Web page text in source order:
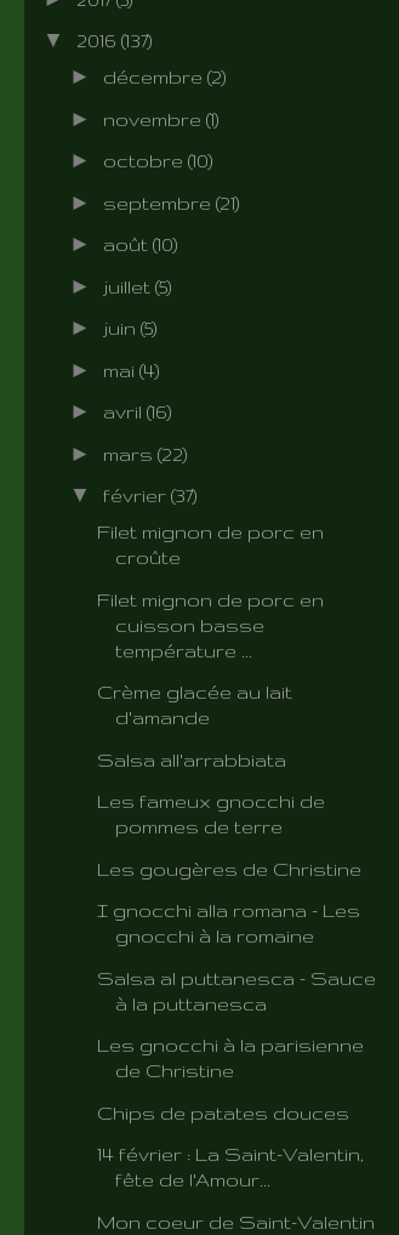
▼ 2016 (137)
► décembre (2)
► novembre (1)
► octobre (10)
► septembre (21)
► août (10)
► juillet (5)
► juin (5)
► mai (4)
► avril (16)
► mars (22)
▼ février (37)
Filet mignon de porc en
croûte
Filet mignon de porc en
cuisson basse
température ...
Crème glacée au lait
d'amande
Salsa all'arrabbiata
Les fameux gnocchi de
pommes de terre
Les gougères de Christine
I gnocchi alla romana - Les
gnocchi à la romaine
Salsa al puttanesca - Sauce
à la puttanesca
Les gnocchi à la parisienne
de Christine
Chips de patates douces
14 février : La Saint-Valentin,
fête de l'Amour...
Mon coeur de Saint-Valentin